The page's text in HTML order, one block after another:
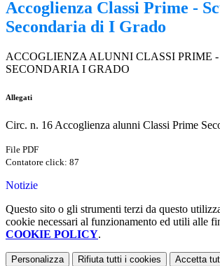
Accoglienza Classi Prime -
Secondaria di I Grado
ACCOGLIENZA ALUNNI CLASSI PRIME
SECONDARIA I GRADO
Allegati
Circ. n. 16 Accoglienza alunni Classi Prime
File PDF
Contatore click: 87
Notizie
Questo sito o gli strumenti terzi da questo
cookie necessari al funzionamento ed utili alle
COOKIE POLICY.
Personalizza Rifiuta tutti i cookies Accetta